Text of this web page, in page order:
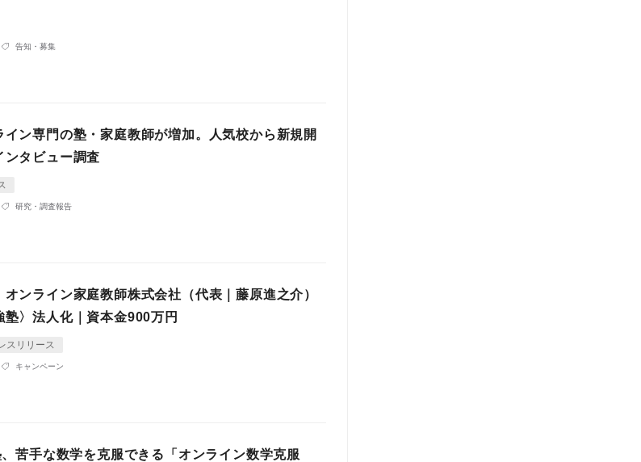
告知・募集
ン専門の塾・家庭教師が増加。人気校から新規開
ンタビュー調査
研究・調査報告
ンライン家庭教師株式会社（代表｜藤原進之介）
〉法人化｜資本金900万円
スリリース
キャンペーン
苦手な数学を克服できる「オンライン数学克服